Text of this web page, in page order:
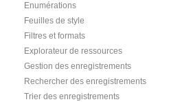
Enumérations
Feuilles de style
Filtres et formats
Explorateur de ressources
Gestion des enregistrements
Rechercher des enregistrements
Trier des enregistrements